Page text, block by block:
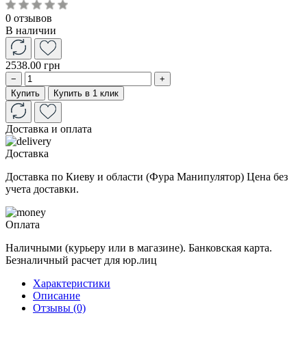
0 отзывов
В наличии
2538.00 грн
−
+
Купить
Купить в 1 клик
Доставка и оплата
Доставка
Доставка по Киеву и области (Фура Манипулятор) Цена без
учета доставки.
Оплата
Наличными (курьеру или в магазине). Банковская карта.
Безналичный расчет для юр.лиц
Характеристики
Описание
Отзывы (0)